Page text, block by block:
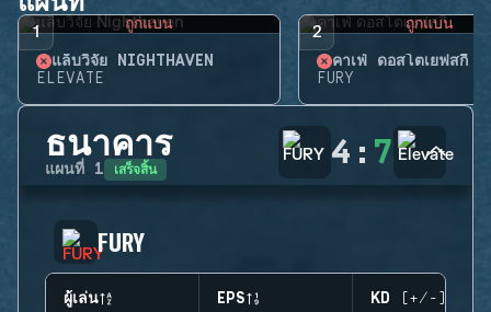
1 ถูกแบน
แล็บวิจัย NIGHTHAVEN
ELEVATE
2 ถูกแบน
คาเฟ่ ดอสโตเยฟสกี้
FURY
ธนาคาร
แผนที่ 1 เสร็จสิ้น 4 : 7
FURY
ผู้เล่น EPS KD (+/-)